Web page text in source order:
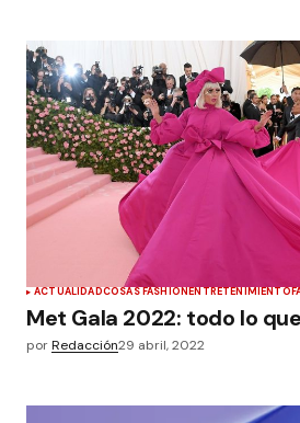
ACTUALIDADCOSAS FASHIONENTRETENIMIENTO
Met Gala 2022: todo lo
porRedacción29 abril, 2022